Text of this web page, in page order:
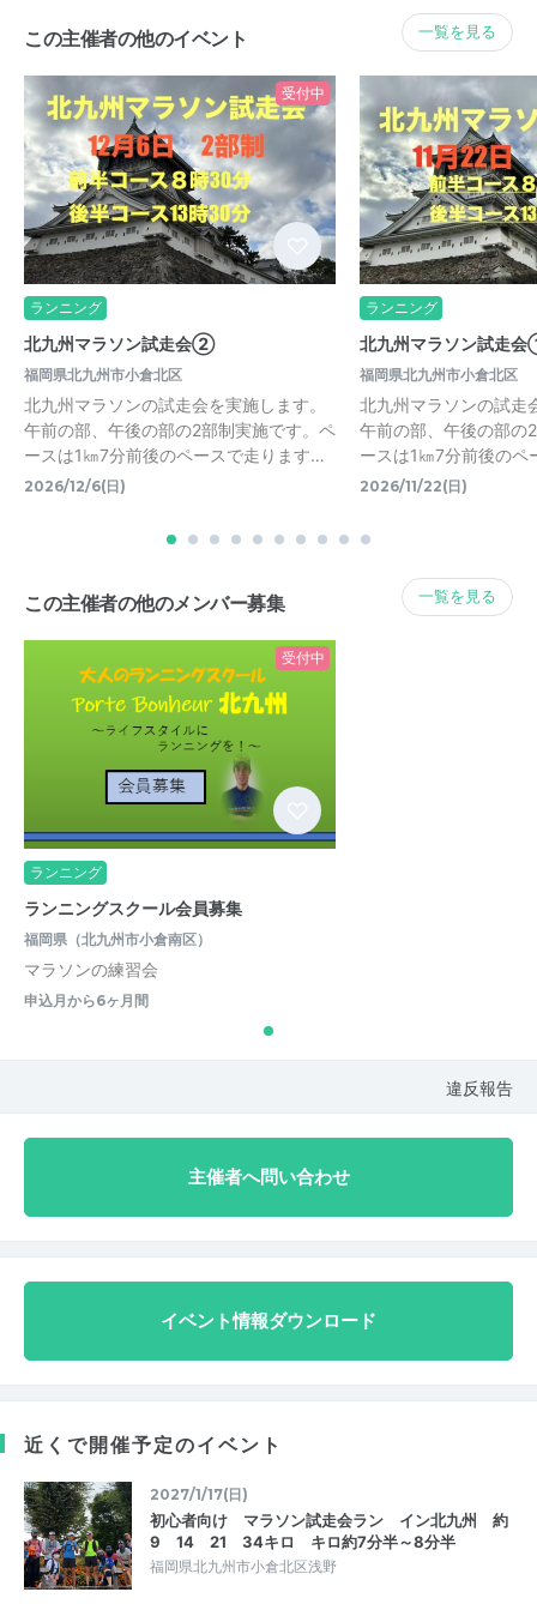
この主催者の他のイベント 一覧を見る
受付中
ランニング
北九州マラソン試走会②
福岡県北九州市小倉北区
北九州マラソンの試走会を実施します。
午前の部、午後の部の2部制実施です。ペ
ースは1㎞7分前後のペースで走ります…
2026/12/6(日)
ランニング
北九州マラソン試走
福岡県北九州市小倉北区
北九州マラソンの試走
午前の部、午後の部の
ースは1㎞7分前後の
2026/11/22(日)
この主催者の他のメンバー募集 一覧を見る
受付中
ランニング
ランニングスクール会員募集
福岡県（北九州市小倉南区）
マラソンの練習会
申込月から6ヶ月間
違反報告
主催者へ問い合わせ
イベント情報ダウンロード
近くで開催予定のイベント
2027/1/17(日)
初心者向け マラソン試走会ラン イン北九州 約
9 14 21 34キロ キロ約7分半～8分半
福岡県北九州市小倉北区浅野